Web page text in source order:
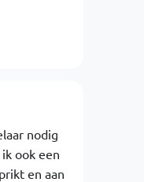
nodig
ook een
en aan